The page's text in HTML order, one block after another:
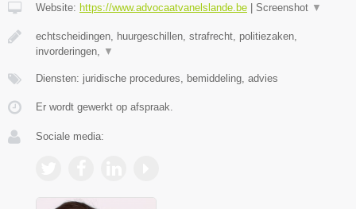
Website: https://www.advocaatvanelslande.be Screenshot ▼
echtscheidingen, huurgeschillen, strafrecht, politiezaken,
invorderingen,
▼
Diensten: juridische procedures, bemiddeling, advies
Er wordt gewerkt op afspraak.
Sociale media: